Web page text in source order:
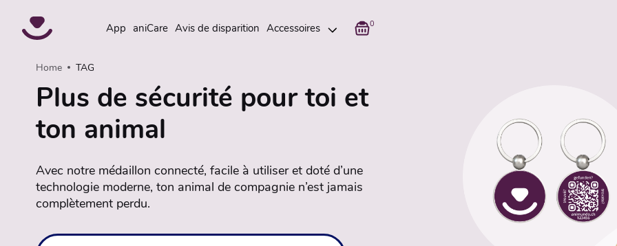
App aniCare Avis de disparition Accessoires 0
Home TAG
Plus de sécurité pour toi et
ton animal
Avec notre médaillon connecté, facile à utiliser et doté d’une
technologie moderne, ton animal de compagnie n’est jamais
complètement perdu.